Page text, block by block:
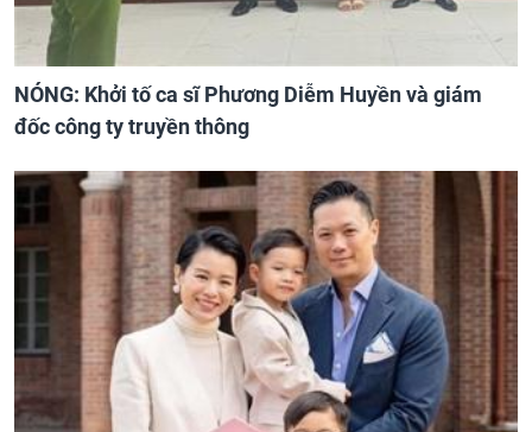
NÓNG: Khởi tố ca sĩ Phương Diễm Huyền và giám
đốc công ty truyền thông